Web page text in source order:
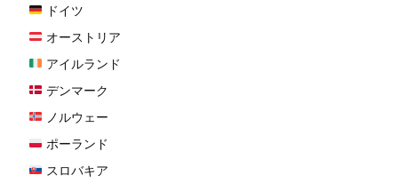
ドイツ
オーストリア
アイルランド
デンマーク
ノルウェー
ポーランド
スロバキア